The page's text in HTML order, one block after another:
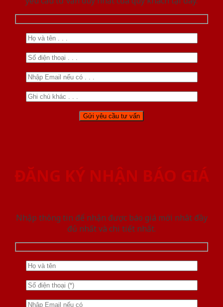
ĐĂNG KÝ NHẬN BÁO GIÁ
Nhập thông tin để nhận được báo giá mới nhât đầy
đủ nhất và chi tiết nhất.